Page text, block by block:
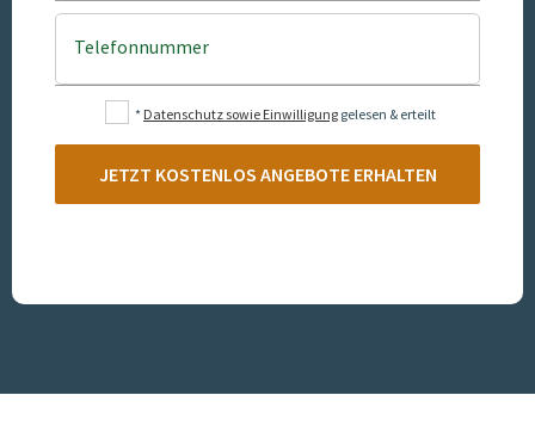
Telefonnummer
* Datenschutz sowie Einwilligung gelesen & erteilt
JETZT KOSTENLOS ANGEBOTE ERHALTEN